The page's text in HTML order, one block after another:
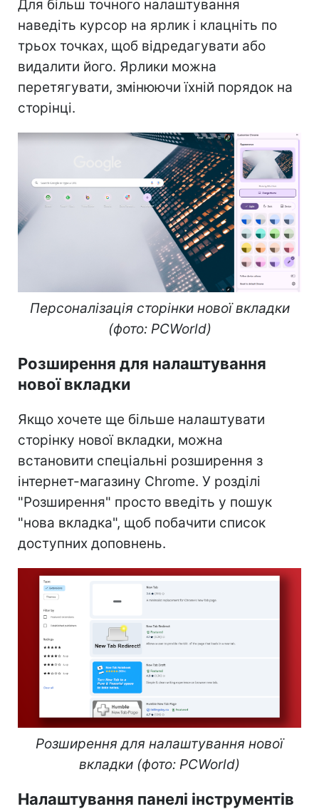
Для більш точного налаштування
наведіть курсор на ярлик і клацніть по
трьох точках, щоб відредагувати або
видалити його. Ярлики можна
перетягувати, змінюючи їхній порядок на
сторінці.
Персоналізація сторінки нової вкладки
(фото: PCWorld)
Розширення для налаштування
нової вкладки
Якщо хочете ще більше налаштувати
сторінку нової вкладки, можна
встановити спеціальні розширення з
інтернет-магазину Chrome. У розділі
"Розширення" просто введіть у пошук
"нова вкладка", щоб побачити список
доступних доповнень.
Розширення для налаштування нової
вкладки (фото: PCWorld)
Налаштування панелі інструментів